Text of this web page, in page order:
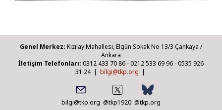
Genel Merkez: Kızılay Mahallesi, Elgün Sokak No 13/3 Çankaya /
Ankara
İletişim Telefonları: 0312 433 70 86 - 0212 533 69 96 - 0535 926
31 24 | bilgi@tkp.org |
bilgi@tkp.org @tkp1920 @tkp.org